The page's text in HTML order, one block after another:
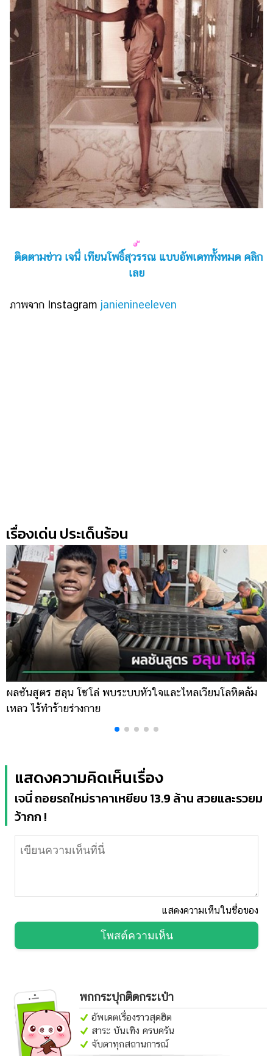
ติดตามข่าว เจนี่ เทียนโพธิ์สุวรรณ แบบอัพเดททั้งหมด คลิก
เลย
ภาพจาก Instagram janienineeleven
เรื่องเด่น ประเด็นร้อน
ผลชันสูตร ฮลุน โซโล่ พบระบบหัวใจและไหลเวียนโลหิตล้ม
เหลว ไร้ทำร้ายร่างกาย
แสดงความคิดเห็นเรื่อง
เจนี่ ถอยรถใหม่ราคาเหยียบ 13.9 ล้าน สวยและรวยม
ว้ากก !
แสดงความเห็นในชื่อของ
โพสต์ความเห็น
พกกระปุกติดกระเป๋า
อัพเดตเรื่องราวสุดฮิต
สาระ บันเทิง ครบครัน
จับตาทุกสถานการณ์